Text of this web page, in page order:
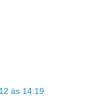
às 14:19